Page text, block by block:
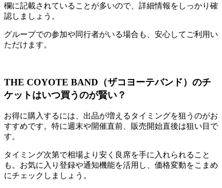
欄に記載されていることが多いので、詳細情報をしっかり確
認しましょう。
グループでの参加や同行者がいる場合も、安心してご利用い
ただけます。
THE COYOTE BAND（ザコヨーテバンド）のチ
ケットはいつ買うのが賢い？
お得に購入するには、出品が増えるタイミングを狙うのがお
すすめです。特に週末や開催直前、販売開始直後は狙い目で
す。
タイミング次第で相場より安く良席を手に入れられること
も。お気に入り登録や通知機能を活用し、価格変動をこまめ
にチェックしましょう。